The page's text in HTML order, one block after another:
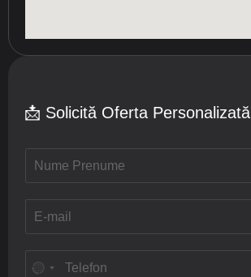
📩 Solicită Oferta Personalizată
m
e
P
r
m
a